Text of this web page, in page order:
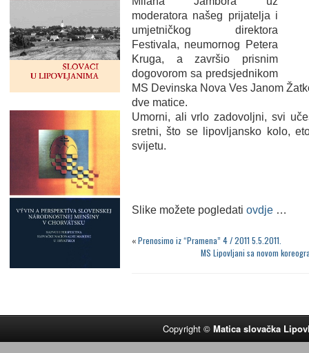
moderatora našeg prijatelja i
umjetničkog direktora
Festivala, neumornog Petera
Kruga, a završio prisnim
dogovorom sa predsjednikom
MS Devinska Nova Ves Janom
dve matice.
Umorni, ali vrlo zadovoljni, svi
sretni, što se lipovljansko kolo,
svijetu.
Slike možete pogledati ovdje …
«Prenosimo iz “Pramena” 4 / 2011 5.5.2011.
MS Lipovljani sa novom
Copyright ©Matica slovačka